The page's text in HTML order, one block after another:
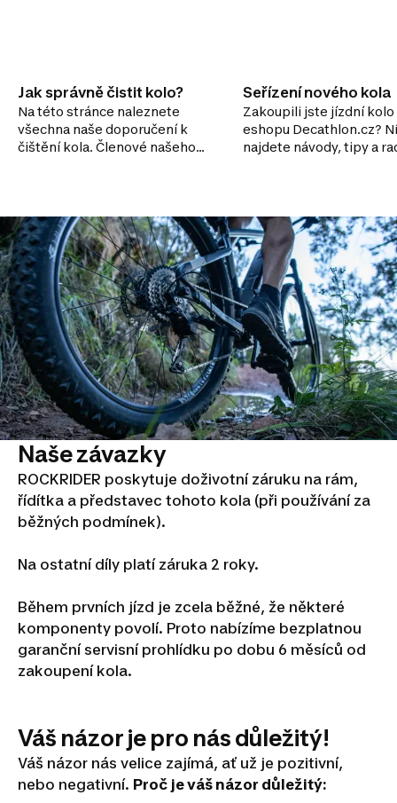
Jak správně čistit kolo?
Na této stránce naleznete
všechna naše doporučení k
čištění kola. Členové našeho
bezvadném stavu. Díky
pravidelné a pečlivé údržbě se
vyhnete rozbití kola a budete
se těšit z příjemné a pohodlné
jízdy. Pokud budete údržbu
zanedbávat, může se stát, že
dojde k poškození kola, jehož
oprava vaši peněženku určitě
nepotěší!
Seřízení nového kola
Zakoupili jste jízdní kolo
eshopu Decathlon.cz?
najdete návody, tipy a
Naše závazky
ROCKRIDER poskytuje doživotní záruku na rám,
řídítka a představec tohoto kola (při používání za
běžných podmínek).
Na ostatní díly platí záruka 2 roky.
Během prvních jízd je zcela běžné, že některé
komponenty povolí. Proto nabízíme bezplatnou
garanční servisní prohlídku po dobu 6 měsíců od
zakoupení kola.
Váš názor je pro nás důležitý!
Váš názor nás velice zajímá, ať už je pozitivní,
nebo negativní. Proč je váš názor důležitý: